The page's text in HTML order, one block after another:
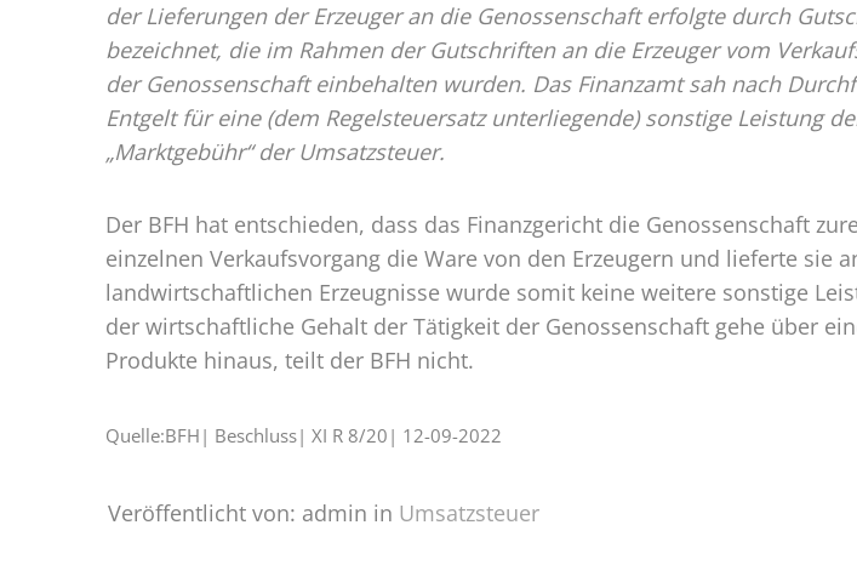
der Lieferungen der Erzeuger an die Genossenschaft erfolgte durch
bezeichnet, die im Rahmen der Gutschriften an die Erzeuger vom
der Genossenschaft einbehalten wurden. Das Finanzamt sah nach
Entgelt für eine (dem Regelsteuersatz unterliegende) sonstige Leistung
„Marktgebühr“ der Umsatzsteuer.
Der BFH hat entschieden, dass das Finanzgericht die Genossenschaft
einzelnen Verkaufsvorgang die Ware von den Erzeugern und lieferte sie
landwirtschaftlichen Erzeugnisse wurde somit keine weitere sonstige
der wirtschaftliche Gehalt der Tätigkeit der Genossenschaft gehe über
Produkte hinaus, teilt der BFH nicht.
Quelle:BFH| Beschluss| XI R 8/20| 12-09-2022
Veröffentlicht von: admin in Umsatzsteuer